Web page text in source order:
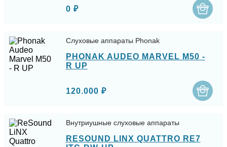
0 ₽
Слуховые аппараты Phonak
PHONAK AUDEO MARVEL M50 -
R UP
120.000 ₽
Внутриушные слуховые аппараты
RESOUND LINX QUATTRO RE7